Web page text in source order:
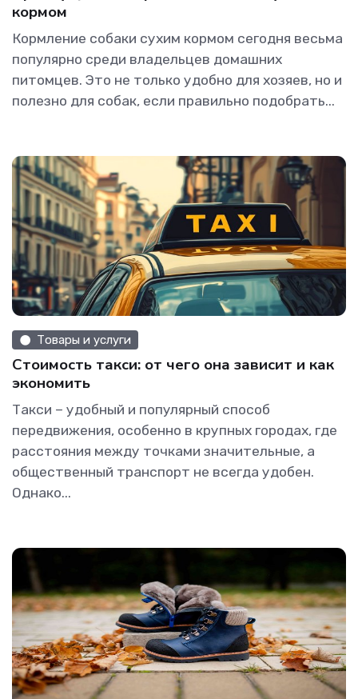
кормом
Кормление собаки сухим кормом сегодня весьма
популярно среди владельцев домашних
питомцев. Это не только удобно для хозяев, но и
полезно для собак, если правильно подобрать...
Товары и услуги
Стоимость такси: от чего она зависит и как
экономить
Такси – удобный и популярный способ
передвижения, особенно в крупных городах, где
расстояния между точками значительные, а
общественный транспорт не всегда удобен.
Однако...